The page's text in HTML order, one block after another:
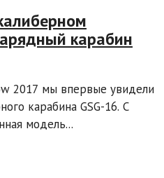
карабин
2017 мы впервые увидели
карабина GSG-16. C
модель...